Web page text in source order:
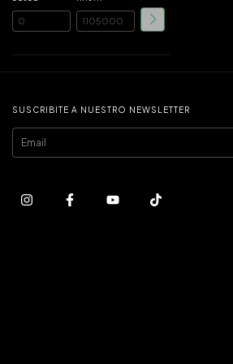
SUSCRIBITE A NUESTRO NEWSLETTER